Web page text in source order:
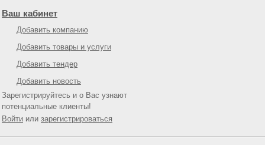
Ваш кабинет
Добавить компанию
Добавить товары и услуги
Добавить тендер
Добавить новость
Зарегистрируйтесь и о Вас узнают
потенциальные клиенты!
Войти или зарегистрироваться